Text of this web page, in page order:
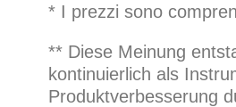
* I prezzi sono
** Diese Meinung
kontinuierlich als
Produktverbesserung